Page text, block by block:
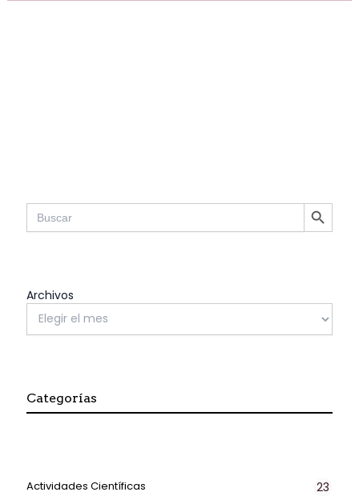
Search
for:
SEARCH BUTTON
Archivos
Categorías
Actividades Científicas 23